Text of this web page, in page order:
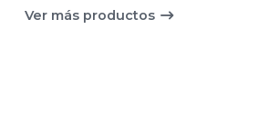
Ver más productos